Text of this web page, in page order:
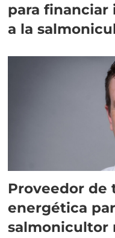
para financiar
a la
Proveedor de
energética
salmonicultor